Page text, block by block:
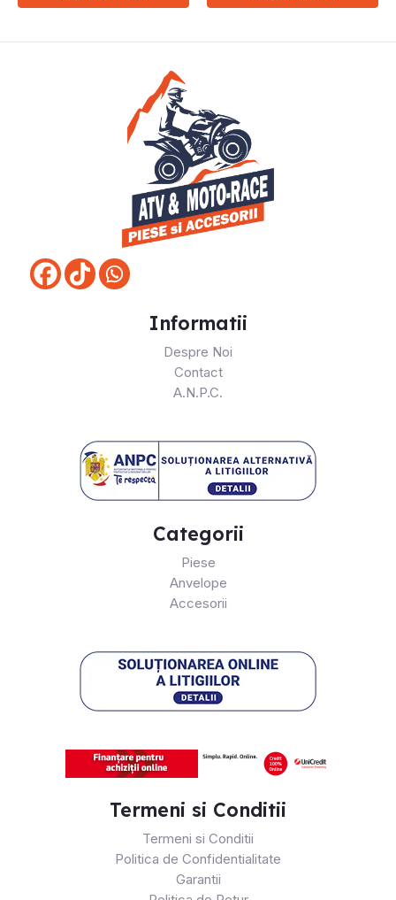
Informatii
Despre Noi
Contact
A.N.P.C.
Categorii
Piese
Anvelope
Accesorii
Termeni si Conditii
Termeni si Conditii
Politica de Confidentialitate
Garantii